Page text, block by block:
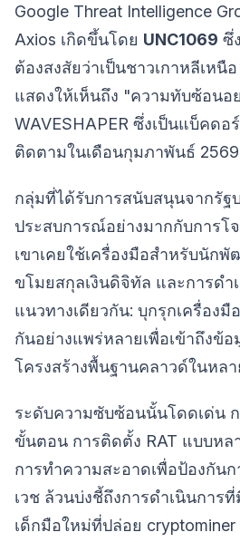
Google Threat Intelligence
Axios เกิดขึ้นโดย UNC1069 ซึ่
ต้องสงสัยว่าเป็นชาวเกาหลีเหนื
แสดงให้เห็นถึง "ความทับซ้อน
WAVESHAPER ซึ่งเป็นแบ็คดอ
ติดตามในเดือนกุมภาพันธ์ 2569
กลุ่มที่ได้รับการสนับสนุนจากรัฐ
ประสบการณ์อย่างมากกับการโ
เขาเคยใช้เครื่องมือสำหรับนัก
ขโมยสกุลเงินดิจิทัล และการดำ
แนวทางเดียวกัน: บุกรุกเครื่อง
กันอย่างแพร่หลายเพื่อเข้าถึงข้
โครงสร้างพื้นฐานคลาวด์ในหล
ระดับความซับซ้อนนั้นโดดเด่น
ขั้นตอน การติดตั้ง RAT แบบห
การทำความสะอาดเพื่อป้องกัน
เวช ล้วนบ่งชี้ถึงการดำเนินการ
เด็กมือใหม่ที่ปล่อย